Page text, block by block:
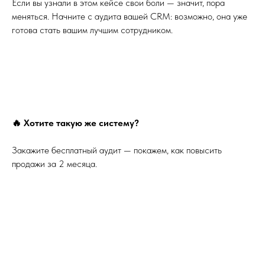
Если вы узнали в этом кейсе свои боли — значит, пора
меняться. Начните с аудита вашей CRM: возможно, она уже
готова стать вашим лучшим сотрудником.
🔥 Хотите такую же систему?
Закажите бесплатный аудит — покажем, как повысить
продажи за 2 месяца.